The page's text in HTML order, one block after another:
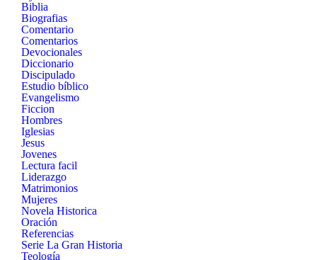
Biblia
Biografias
Comentario
Comentarios
Devocionales
Diccionario
Discipulado
Estudio bíblico
Evangelismo
Ficcion
Hombres
Iglesias
Jesus
Jovenes
Lectura facil
Liderazgo
Matrimonios
Mujeres
Novela Historica
Oración
Referencias
Serie La Gran Historia
Teología